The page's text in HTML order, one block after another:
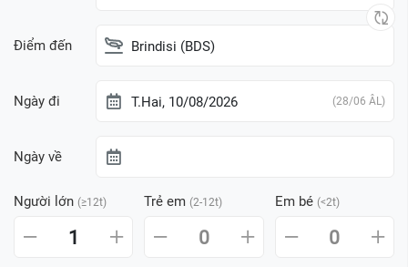
Điểm đến Brindisi (BDS)
Ngày đi T.Hai, 10/08/2026 (28/06 ÂL)
Ngày về
Người lớn (≥12t) Trẻ em (2-12t) Em bé (<2t)
1 0 0